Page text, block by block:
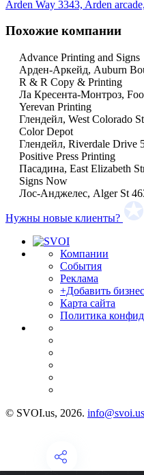
Arden Way 3343, Arden
Похожие компании
Advance Printing and Signs
Арден-Аркейд, Auburn
R & R Copy & Printing
Ла Кресента-Монтроз,
Yerevan Printing
Глендейл, West Colorado
Color Depot
Глендейл, Riverdale Drive
Positive Press Printing
Пасадина, East Elizabeth
Signs Now
Лос-Анджелес, Alger St
Нужны новые клиенты?
Компании
События
Реклама
+Добавить бизнес
Карта сайта
Политика
© SVOI.us, 2026. info@svoi.us